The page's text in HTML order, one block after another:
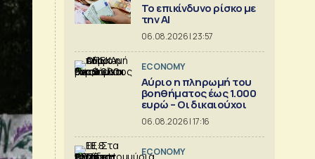
Το επικίνδυνο ρίσκο με
την ΑΙ
06.08.2026 | 23:57
ECONOMY
Αύριο η πληρωμή του
βοηθήματος έως 1.000
ευρώ – Oι δικαιούχοι
06.08.2026 | 17:16
ECONOMY